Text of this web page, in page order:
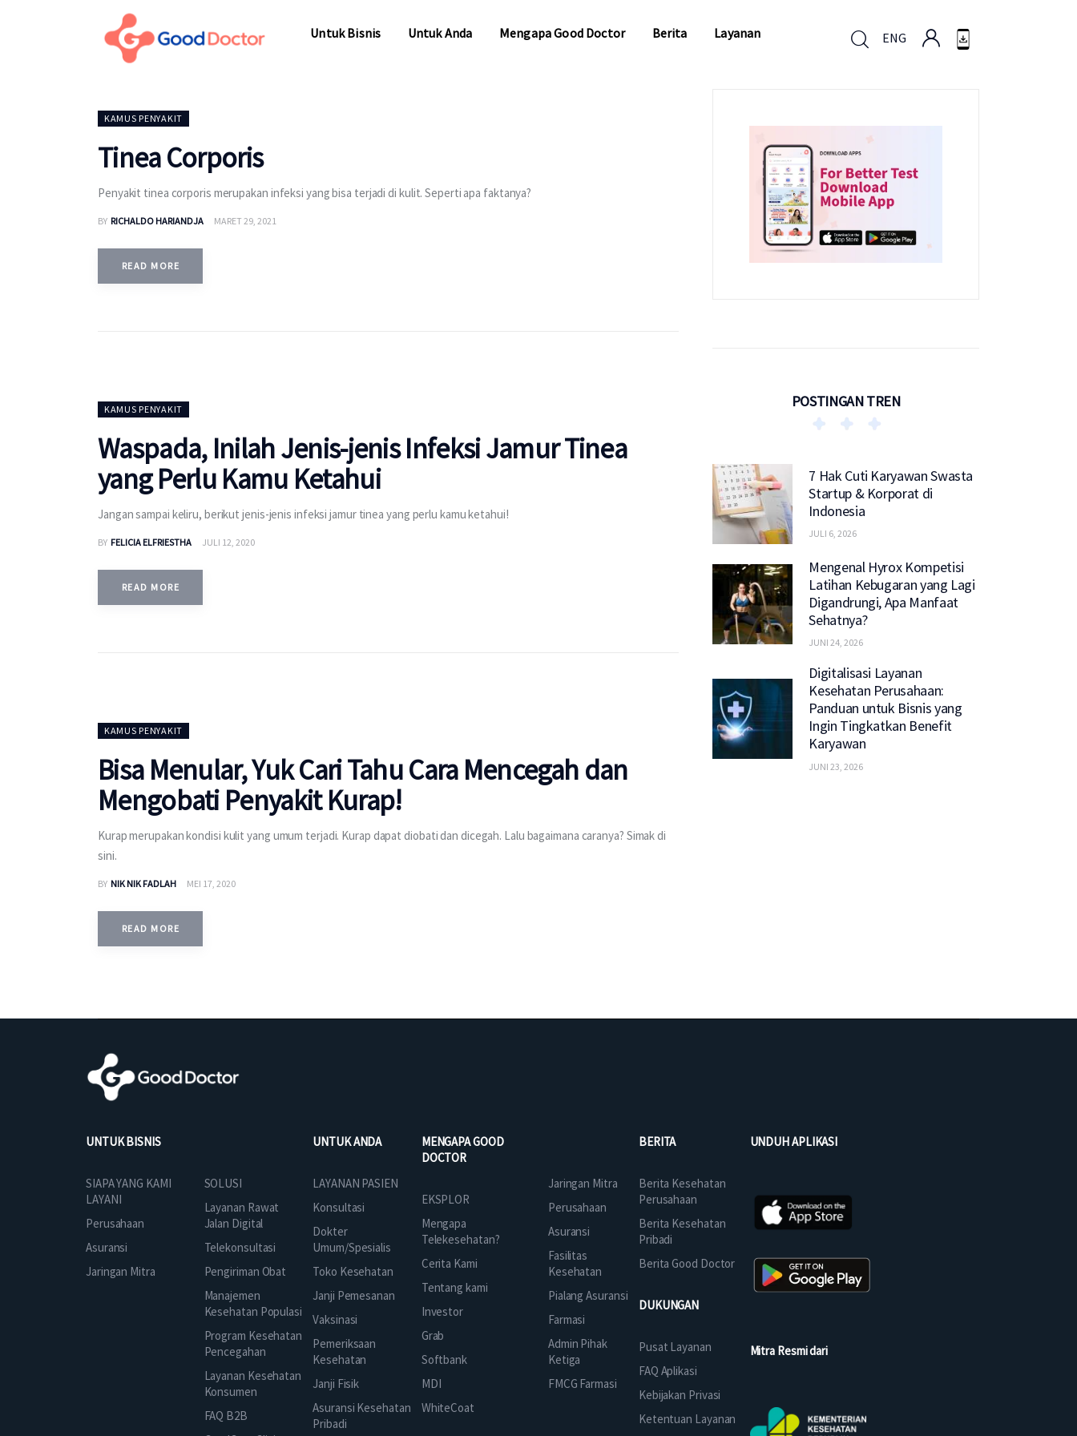
Untuk Bisnis Untuk Anda Mengapa Good Doctor Berita Layanan ENG
KAMUS PENYAKIT
Tinea Corporis
Penyakit tinea corporis merupakan infeksi yang bisa terjadi di kulit. Seperti apa faktanya?
BY RICHALDO HARIANDJA MARET 29, 2021
READ MORE
KAMUS PENYAKIT
Waspada, Inilah Jenis-jenis Infeksi Jamur Tinea
yang Perlu Kamu Ketahui
Jangan sampai keliru, berikut jenis-jenis infeksi jamur tinea yang perlu kamu ketahui!
BY FELICIA ELFRIESTHA JULI 12, 2020
READ MORE
KAMUS PENYAKIT
Bisa Menular, Yuk Cari Tahu Cara Mencegah dan
Mengobati Penyakit Kurap!
Kurap merupakan kondisi kulit yang umum terjadi. Kurap dapat diobati dan dicegah. Lalu bagaimana caranya? Simak di
sini.
BY NIK NIK FADLAH MEI 17, 2020
READ MORE
POSTINGAN TREN
7 Hak Cuti Karyawan Swasta
Startup & Korporat di
Indonesia
JULI 6, 2026
Mengenal Hyrox Kompetisi
Latihan Kebugaran yang Lagi
Digandrungi, Apa Manfaat
Sehatnya?
JUNI 24, 2026
Digitalisasi Layanan
Kesehatan Perusahaan:
Panduan untuk Bisnis yang
Ingin Tingkatkan Benefit
Karyawan
JUNI 23, 2026
UNTUK BISNIS
SIAPA YANG KAMI
LAYANI
Perusahaan
Asuransi
Jaringan Mitra
SOLUSI
Layanan Rawat
Jalan Digital
Telekonsultasi
Pengiriman Obat
Manajemen
Kesehatan Populasi
Program Kesehatan
Pencegahan
Layanan Kesehatan
Konsumen
FAQ B2B
UNTUK ANDA
LAYANAN PASIEN
Konsultasi
Dokter
Umum/Spesialis
Toko Kesehatan
Janji Pemesanan
Vaksinasi
Pemeriksaan
Kesehatan
Janji Fisik
Asuransi Kesehatan
Pribadi
MENGAPA GOOD
DOCTOR
EKSPLOR
Mengapa
Telekesehatan?
Cerita Kami
Tentang kami
Investor
Grab
Softbank
MDI
WhiteCoat
Jaringan Mitra
Perusahaan
Asuransi
Fasilitas
Kesehatan
Pialang Asuransi
Farmasi
Admin Pihak
Ketiga
FMCG Farmasi
BERITA
Berita Kesehatan
Perusahaan
Berita Kesehatan
Pribadi
Berita Good Doctor
DUKUNGAN
Pusat Layanan
FAQ Aplikasi
Kebijakan Privasi
Ketentuan Layanan
UNDUH APLIKASI
Mitra Resmi dari